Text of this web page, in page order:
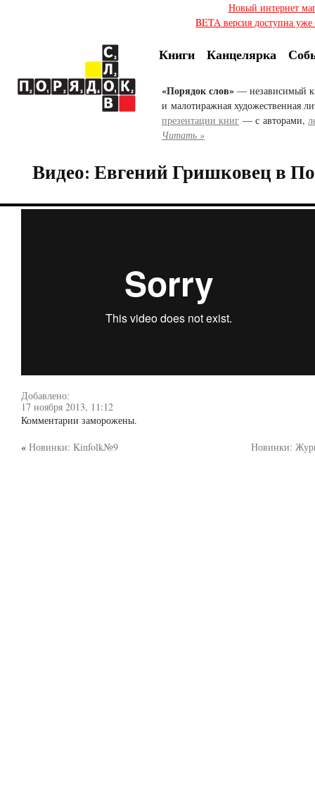
Новый интернет
BETA версия доступна
Книги Канцелярка
«Порядок слов» — независимый
и малотиражная художественная
презентации книг — с авторами,
Читать »
Видео: Евгений Гришковец в
Добавлено:
17 ноября 2013, 11:12
Комментарии заморожены.
« Новинки: Kinfolk№9 Новинки: